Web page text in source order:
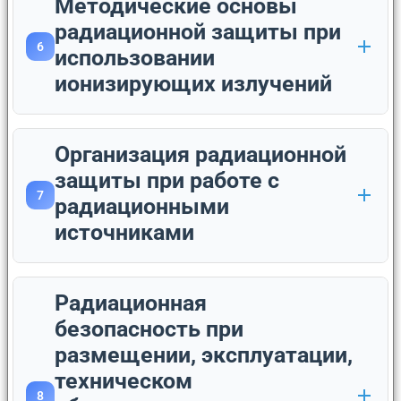
6
Методические основы
радиационной защиты при
использовании
ионизирующих излучений
7
Организация радиационной
защиты при работе с
радиационными
источниками
8
Радиационная
безопасность при
размещении, эксплуатации,
техническом